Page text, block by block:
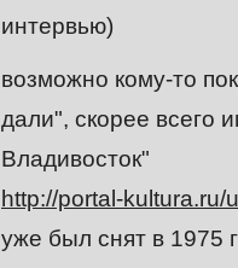
интервью)
возможно кому-то
дали", скорее всего
Владивосток"
http://portal-
уже был снят в 1975